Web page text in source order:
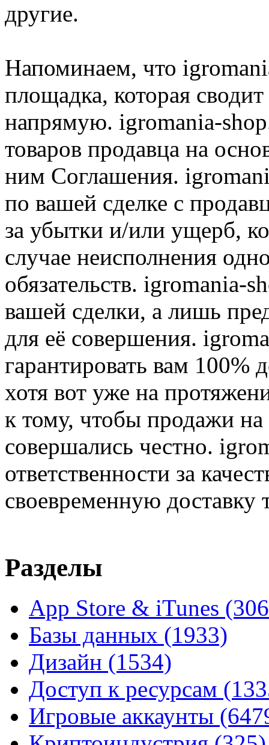
другие.
Напоминаем, что
площадка, которая
напрямую. igromania-
товаров продавца на
ним Соглашения.
по вашей сделке с
за убытки и/или ущерб,
случае неисполнения
обязательств. igromania-
вашей сделки, а лишь
для её совершения.
гарантировать вам 100%
хотя вот уже на
к тому, чтобы продажи
совершались честно.
ответственности за
своевременную доставку
Разделы
App Store & iTunes
Базы данных (1933)
Дизайн (1534)
Доступ к ресурсам
Игровые аккаунты